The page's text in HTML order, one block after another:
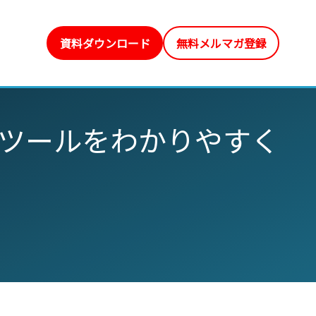
資料ダウンロード 無料メルマガ登録
ールをわかりやすく